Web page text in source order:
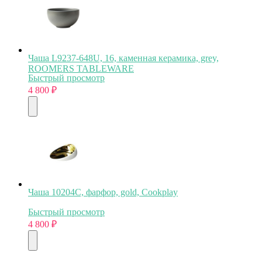
Чаша L9237-648U, 16, каменная керамика, grey,
ROOMERS TABLEWARE
Быстрый просмотр
4 800 ₽
Чаша 10204C, фарфор, gold, Cookplay
Быстрый просмотр
4 800 ₽